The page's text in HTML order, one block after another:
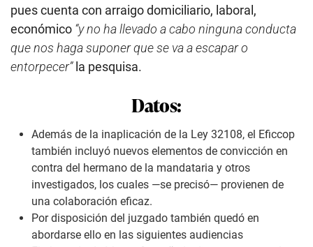
pues cuenta con arraigo domiciliario, laboral,
económico “y no ha llevado a cabo ninguna conducta
que nos haga suponer que se va a escapar o
entorpecer”la pesquisa.
Datos:
Además de la inaplicación de la Ley 32108, el Eficcop
también incluyó nuevos elementos de convicción en
contra del hermano de la mandataria y otros
investigados, los cuales —se precisó— provienen de
una colaboración eficaz.
Por disposición del juzgado también quedó en
abordarse ello en las siguientes audiencias